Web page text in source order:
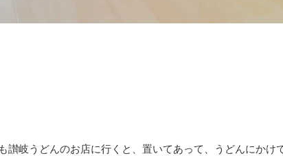
讃岐うどんのお店に行くと、置いてあって、うどんにか